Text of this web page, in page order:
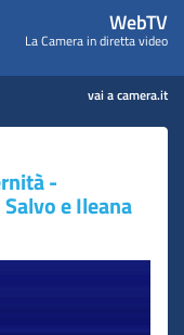
WebTV
La Camera in diretta video
vai a camera.it
-
e Ileana